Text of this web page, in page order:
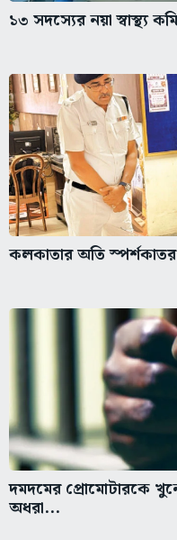
১৩ সদস্যের নয়া স্বাস্থ্য
কলকাতার অতি স্পর্শকাতর
দমদমের প্রোমোটারকে
অধরা...